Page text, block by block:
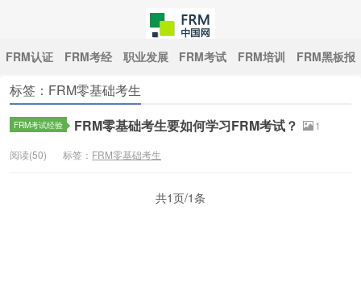
中国FRM网
FRM认证 FRM考经 职业发展 FRM考试 FRM培训 FRM黑板报
标签：FRM零基础考生
FRM考试经验 FRM零基础考生要如何学习FRM考试？ 1
阅读(50) 标签： FRM零基础考生
共1页/1条